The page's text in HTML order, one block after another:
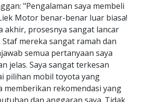
"Pengalaman saya membeli
Motor benar-benar luar biasa!
akhir, prosesnya sangat lancar
mereka sangat ramah dan
semua pertanyaan saya
jelas. Saya sangat terkesan
pilihan mobil toyota yang
memberikan rekomendasi yang